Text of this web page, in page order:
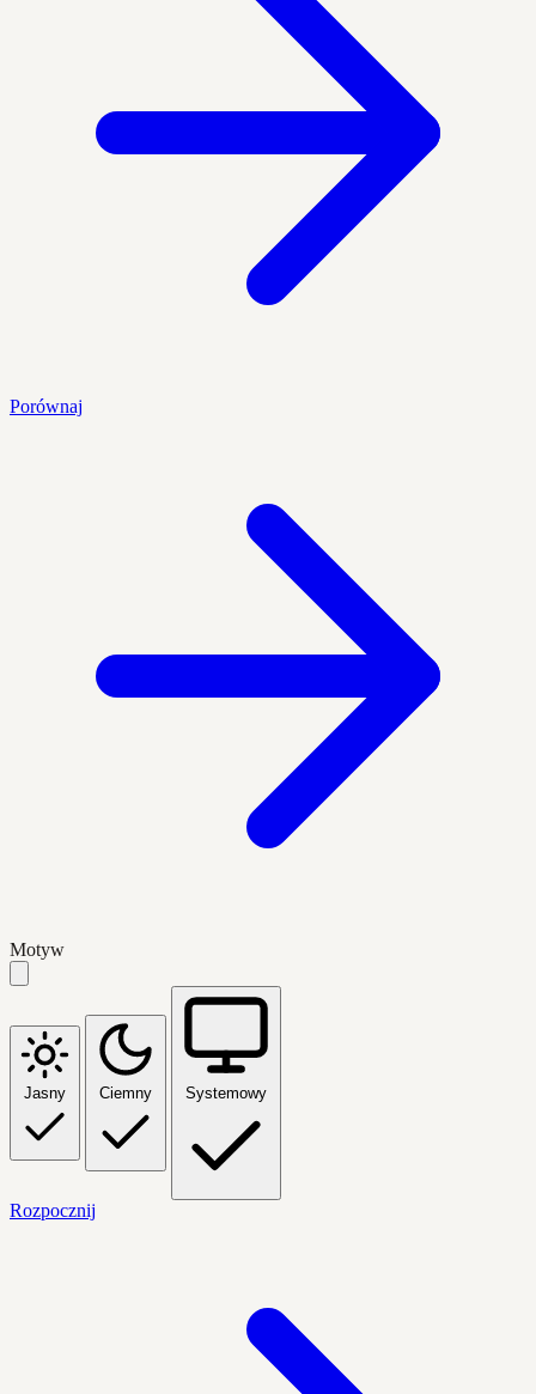
Porównaj
Motyw
Jasny Ciemny Systemowy
Rozpocznij